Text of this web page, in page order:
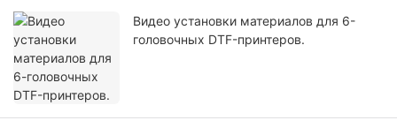
Видео установки материалов для 6-
головочных DTF-принтеров.